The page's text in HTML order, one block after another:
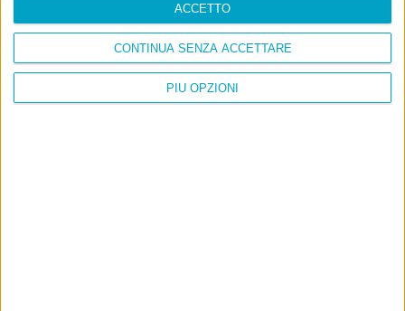
PIÙ OPZIONI
CONTINUA SENZA ACCETTARE
ACCETTO